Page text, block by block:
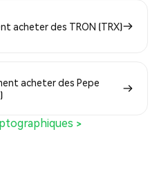
acheter des TRON (TRX)
acheter des Pepe
>